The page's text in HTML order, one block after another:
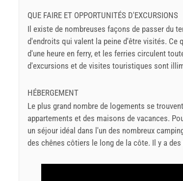
QUE FAIRE ET OPPORTUNITÉS D'EXCURSIONS
Il existe de nombreuses façons de passer du
d'endroits qui valent la peine d'être visités. Ce
d'une heure en ferry, et les ferries circulent
d'excursions et de visites touristiques sont
HÉBERGEMENT
Le plus grand nombre de logements se
appartements et des maisons de vacances.
un séjour idéal dans l'un des nombreux
des chênes côtiers le long de la côte. Il y a